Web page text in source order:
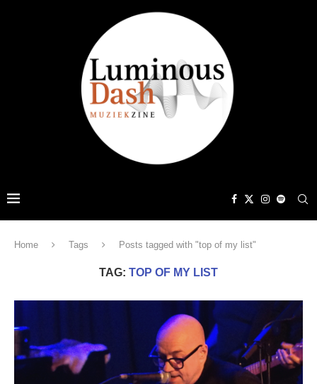
Home Tags Posts tagged with "top of my list"
TAG: TOP OF MY LIST